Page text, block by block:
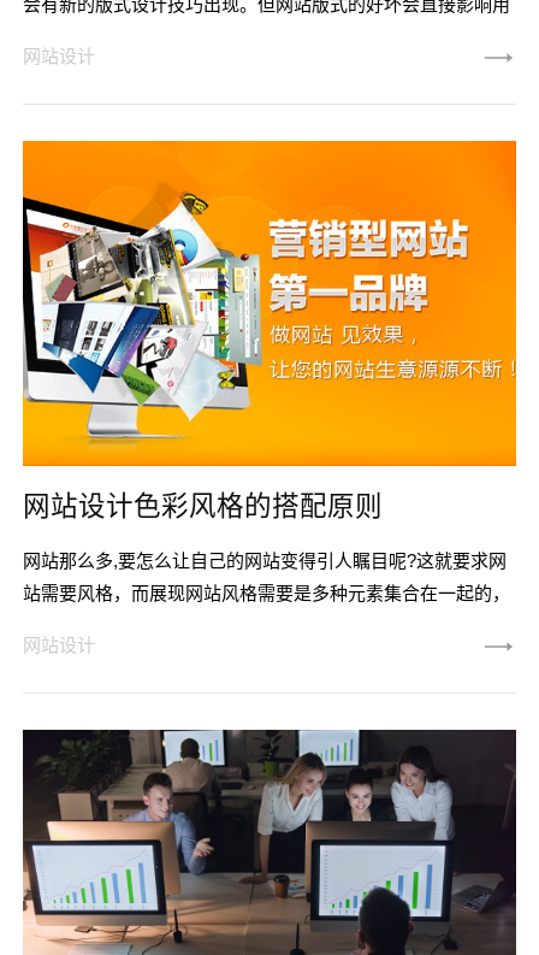
会有新的版式设计技巧出现。但网站版式的好坏会直接影响用
天给大家分享「如何利用网站排版设计提升网站气质」，这类
排版的技巧也是近年来比较流行，而且容易上手出效果，有兴
再加上几个
网站设计
网站设计色彩风格的搭配原则
网站那么多,要怎么让自己的网站变得引人瞩目呢?这就要求网
站需要风格，而展现网站风格需要是多种元素集合在一起的，
因为主观因素或者其他原因，导致网站整体效果不佳，最终影
响到用户体验，从而为网站运营留下遗憾。那么网站配色设
色选择方面干万不要太过复杂或者是多样化，而是要迢时军相
同色系不同色号的颜色
网站设计